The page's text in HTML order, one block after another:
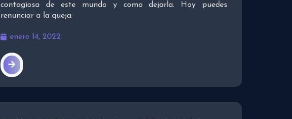
contagiosa de este mundo y como dejarla. Hoy puedes
renunciar a la queja.
enero 14, 2022